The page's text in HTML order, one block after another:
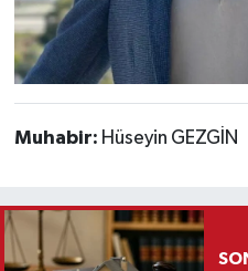
Muhabir: Hüseyin GEZGİN
SON